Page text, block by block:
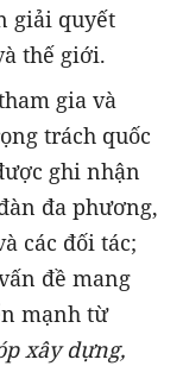
giải quyết
thế giới.
gia và
trách quốc
ghi nhận
đa phương,
các đối tác;
đề mang
mạnh từ
xây dựng,